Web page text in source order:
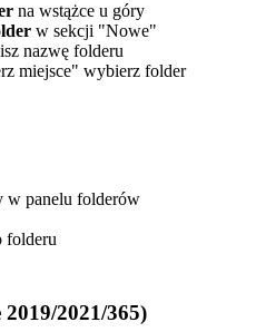
na wstążce u góry
w sekcji "Nowe"
nazwę folderu
miejsce" wybierz folder
w panelu folderów
folderu
2021/365)